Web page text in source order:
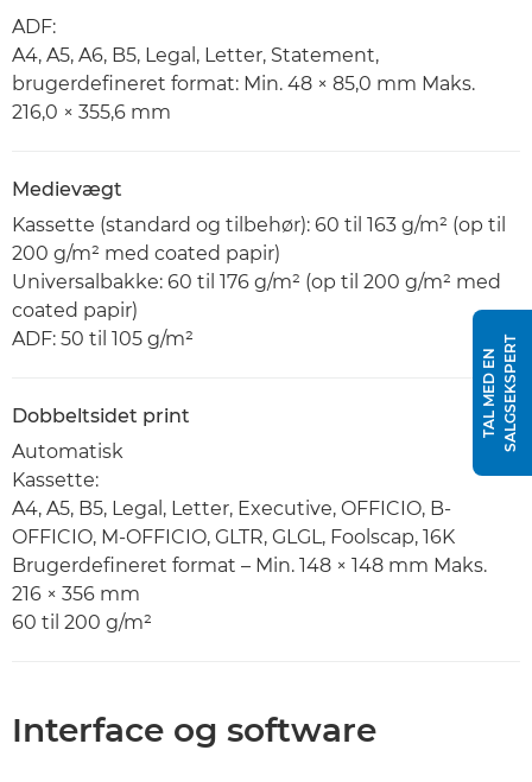
ADF:
A4, A5, A6, B5, Legal, Letter, Statement,
brugerdefineret format: Min. 48 × 85,0 mm Maks.
216,0 × 355,6 mm
Medievægt
Kassette (standard og tilbehør): 60 til 163 g/m² (op til
200 g/m² med coated papir)
Universalbakke: 60 til 176 g/m² (op til 200 g/m² med
coated papir)
ADF: 50 til 105 g/m²
Dobbeltsidet print
Automatisk
Kassette:
A4, A5, B5, Legal, Letter, Executive, OFFICIO, B-
OFFICIO, M-OFFICIO, GLTR, GLGL, Foolscap, 16K
Brugerdefineret format – Min. 148 × 148 mm Maks.
216 × 356 mm
60 til 200 g/m²
Interface og software
T
A
L
M
E
D
E
N
S
A
L
G
S
E
K
S
P
E
RT